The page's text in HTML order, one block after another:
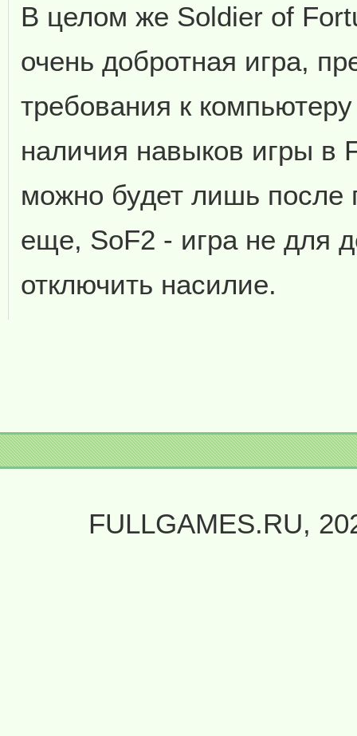
В целом же Soldier of
очень добротная игра,
требования к
наличия навыков игры в
можно будет лишь после
еще, SoF2 - игра не для
отключить насилие.
FULLGAMES.RU,